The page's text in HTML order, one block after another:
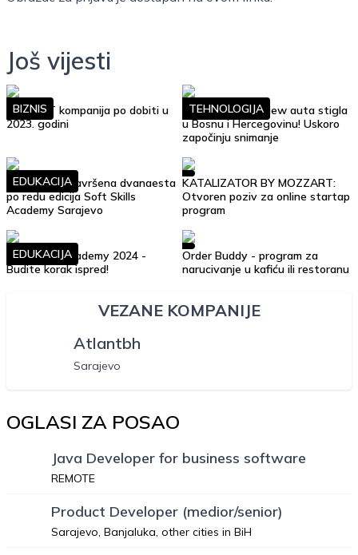
Još vijesti
Top 10 IT kompanija po dobiti u
2023. godini
BIZNIS
Google Street View auta stigla
u Bosnu i Hercegovinu! Uskoro
započinju snimanje
TEHNOLOGIJA
Uspješno je završena dvanaesta
po redu edicija Soft Skills
Academy Sarajevo
EDUKACIJA
KATALIZATOR BY MOZZART:
Otvoren poziv za online startap
program
Soft Skills Academy 2024 -
Budite korak ispred!
EDUKACIJA
Order Buddy - program za
narucivanje u kafiću ili restoranu
VEZANE KOMPANIJE
Atlantbh
Sarajevo
OGLASI ZA POSAO
Java Developer for business software
REMOTE
Product Developer (medior/senior)
Sarajevo, Banjaluka, other cities in BiH